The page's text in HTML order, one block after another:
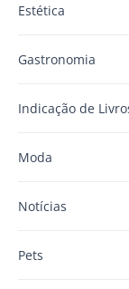
Estética
Gastronomia
Indicação de
Moda
Notícias
Pets